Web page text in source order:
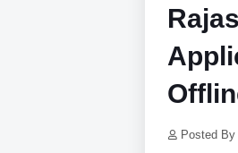
Posted